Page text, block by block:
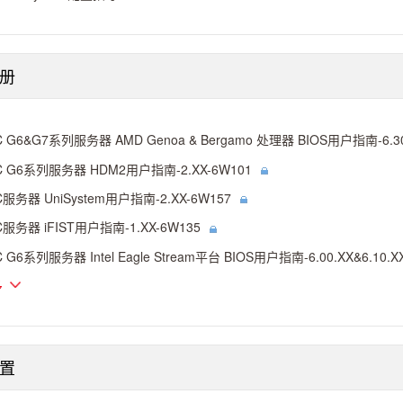
G6&G7系列服务器 AMD Genoa & Bergamo 处理器 BIOS用户指南-
G6系列服务器 HDM2用户指南-2.XX-6W101
务器 UniSystem用户指南-2.XX-6W157
务器 iFIST用户指南-1.XX-6W135
G6系列服务器 Intel Eagle Stream平台 BIOS用户指南-